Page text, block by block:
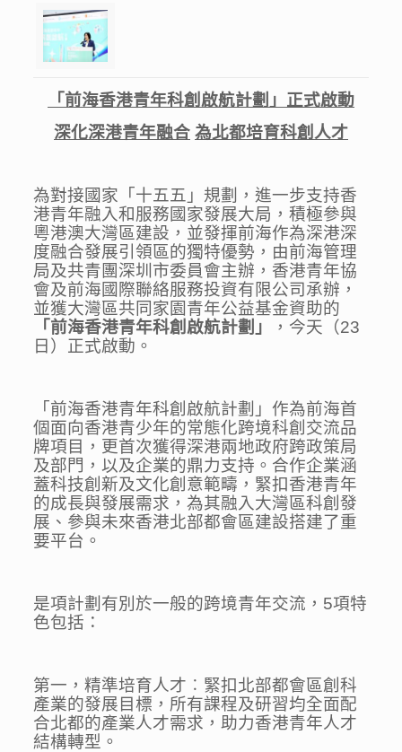
「前海香港青年科創啟航計劃」正式啟動
深化深港青年融合 為北都培育科創人才
為對接國家「十五五」規劃，進一步支持香
港青年融入和服務國家發展大局，積極參與
粵港澳大灣區建設，並發揮前海作為深港深
度融合發展引領區的獨特優勢，由前海管理
局及共青團深圳市委員會主辦，香港青年協
會及前海國際聯絡服務投資有限公司承辦，
並獲大灣區共同家園青年公益基金資助的
「前海香港青年科創啟航計劃」
，今天（23
日）正式啟動。
「前海香港青年科創啟航計劃」作為前海首
個面向香港青少年的常態化跨境科創交流品
牌項目，更首次獲得深港兩地政府跨政策局
及部門，以及企業的鼎力支持。合作企業涵
蓋科技創新及文化創意範疇，緊扣香港青年
的成長與發展需求，為其融入大灣區科創發
展、參與未來香港北部都會區建設搭建了重
要平台。
是項計劃有別於一般的跨境青年交流，5項特
色包括：
第一，精準培育人才︰緊扣北部都會區創科
產業的發展目標，所有課程及研習均全面配
合北都的產業人才需求，助力香港青年人才
結構轉型。